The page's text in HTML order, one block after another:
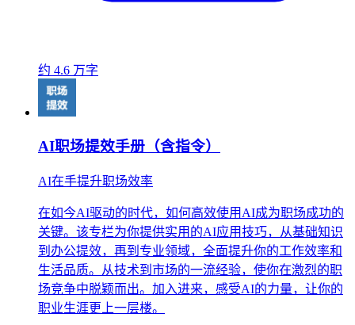
约 4.6 万字
AI职场提效手册（含指令）
AI在手提升职场效率
在如今AI驱动的时代，如何高效使用AI成为职场成功的
关键。该专栏为你提供实用的AI应用技巧，从基础知识
到办公提效，再到专业领域，全面提升你的工作效率和
生活品质。从技术到市场的一流经验，使你在激烈的职
场竞争中脱颖而出。加入进来，感受AI的力量，让你的
职业生涯更上一层楼。